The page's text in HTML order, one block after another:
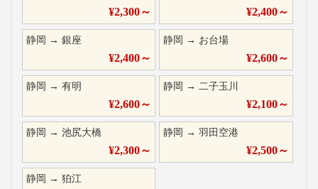
¥2,300～ ¥2,400～
静岡 → 銀座
¥2,400～
静岡 → お台場
¥2,600～
静岡 → 有明
¥2,600～
静岡 →二子玉川
¥2,100～
静岡 → 池尻大橋
¥2,300～
静岡 →羽田空港
¥2,500～
静岡 → 狛江